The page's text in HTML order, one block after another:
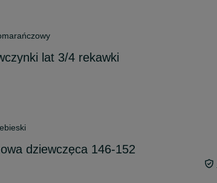
lat 3/4 rekawki
dziewczęca 146-152